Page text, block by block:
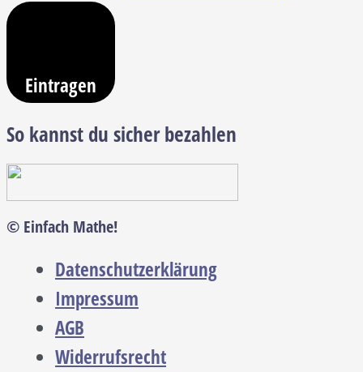
Eintragen
So kannst du sicher bezahlen
© Einfach Mathe!
Datenschutzerklärung
Impressum
AGB
Widerrufsrecht